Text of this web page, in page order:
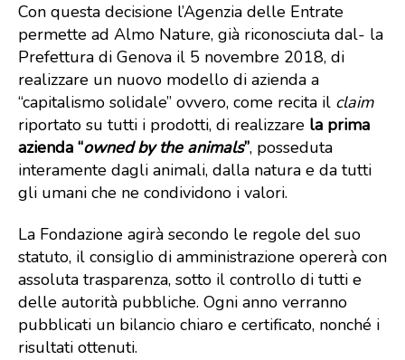
Con questa decisione l’Agenzia delle Entrate
permette ad Almo Nature, già riconosciuta dal- la
Prefettura di Genova il 5 novembre 2018, di
realizzare un nuovo modello di azienda a
“capitalismo solidale” ovvero, come recita il claim
riportato su tutti i prodotti, di realizzare la prima
azienda “owned by the animals”, posseduta
interamente dagli animali, dalla natura e da tutti
gli umani che ne condividono i valori.
La Fondazione agirà secondo le regole del suo
statuto, il consiglio di amministrazione opererà con
assoluta trasparenza, sotto il controllo di tutti e
delle autorità pubbliche. Ogni anno verranno
pubblicati un bilancio chiaro e certificato, nonché i
risultati ottenuti.